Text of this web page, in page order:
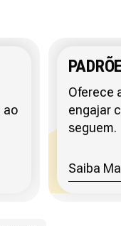
ao
Oferece
engajar
seguem.
Saiba